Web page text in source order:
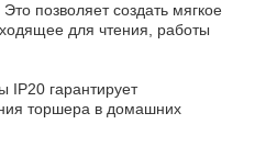
позволяет создать мягкое
для чтения, работы
IP20 гарантирует
торшера в домашних